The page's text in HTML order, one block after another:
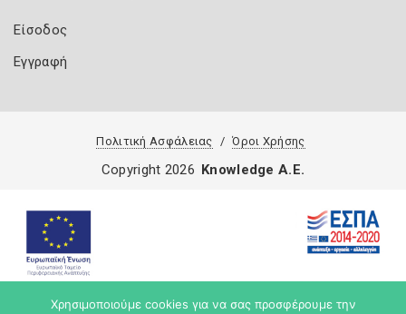
Είσοδος
Εγγραφή
Πολιτική Ασφάλειας Όροι Χρήσης
Χρησιμοποιούμε cookies για να σας προσφέρουμε την
Copyright 2026 Knowledge A.E.